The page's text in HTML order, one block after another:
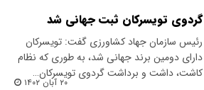
گردوی تویسرکان ثبت جهانی شد
رئیس سازمان جهاد کشاورزی گفت: تویسرکان
دارای دومین برند جهانی شد، به طوری که نظام
کاشت، داشت و برداشت گردوی تویسرکان…
۲۰ آبان ۱۴۰۲